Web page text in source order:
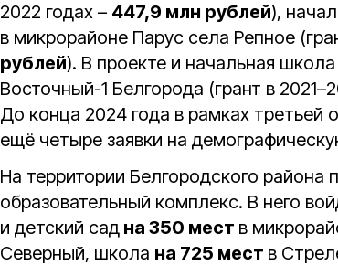
2022 годах – 447,9 млн рублей),
в микрорайоне Парус села Репное
рублей). В проекте и начальная школа
Восточный-1 Белгорода (грант в
До конца 2024 года в рамках третьей
ещё четыре заявки на
На территории Белгородского района
образовательный комплекс. В него
и детский сад на 350 мест в
Северный, школа на 725 мест в